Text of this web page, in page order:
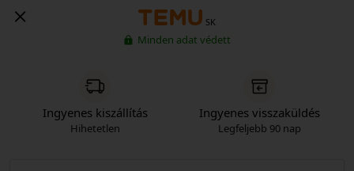
SK
Minden adat védett
Ingyenes kiszállítás
Hihetetlen
Ingyenes visszaküldés
Legfeljebb 90 nap